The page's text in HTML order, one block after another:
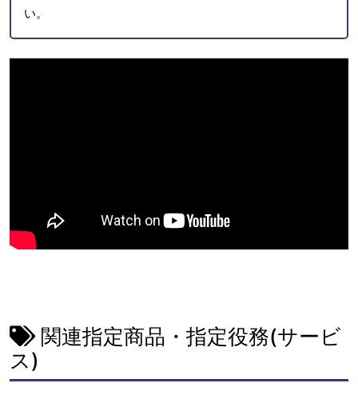
い。
関連指定商品・指定役務(サービ
ス)